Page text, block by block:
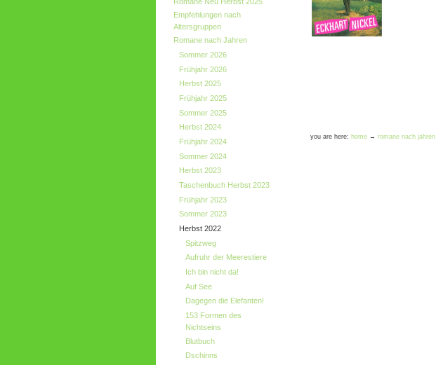
Empfehlungen nach
Altersgruppen
Romane nach Jahren
Sommer 2026
Frühjahr 2026
Herbst 2025
Frühjahr 2025
Sommer 2025
Herbst 2024
Frühjahr 2024
Sommer 2024
Herbst 2023
Taschenbuch Herbst 2023
Frühjahr 2023
Sommer 2023
Herbst 2022
Spitzweg
Aufruhr der Meerestiere
Ich bin nicht da!
Auf See
Dagegen die Elefanten!
153 Formen des
Nichtseins
Blutbuch
Dschinns
you are here: home → romane nach jahren